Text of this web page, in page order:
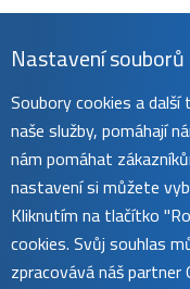
Nastavení souborů
Soubory cookies a
naše služby, pomáhají
nám pomáhat
nastavení si můžete
Kliknutím na tlačítko
cookies. Svůj souhlas
zpracovává náš